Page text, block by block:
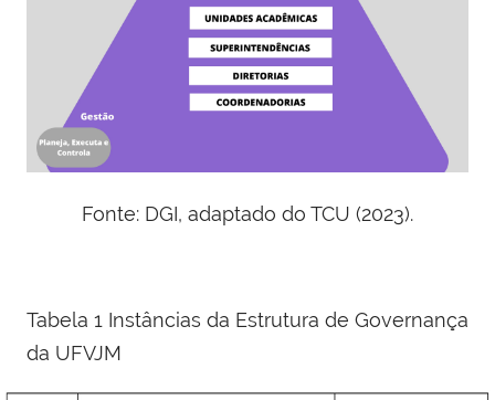
Fonte: DGI, adaptado do TCU (2023).
Tabela 1 Instâncias da Estrutura de Governança
da UFVJM